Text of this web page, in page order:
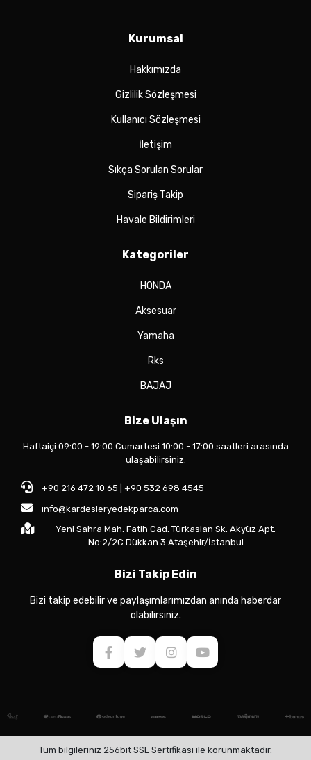
Kurumsal
Hakkımızda
Gizlilik Sözleşmesi
Kullanıcı Sözleşmesi
İletişim
Sıkça Sorulan Sorular
Sipariş Takip
Havale Bildirimleri
Kategoriler
HONDA
Aksesuar
Yamaha
Rks
BAJAJ
Bize Ulaşın
Haftaiçi 09:00 - 19:00 Cumartesi 10:00 - 17:00 saatleri arasında
ulaşabilirsiniz.
+90 216 472 10 65 | +90 532 698 4545
info@kardesleryedekparca.com
Yeni Sahra Mah. Fatih Cad. Türkaslan Sk. Akyüz Apt.
No:2/2C Dükkan 3 Ataşehir/İstanbul
Bizi Takip Edin
Bizi takip edebilir ve paylaşımlarımızdan anında haberdar
olabilirsiniz.
Tüm bilgileriniz 256bit SSL Sertifikası ile korunmaktadır.